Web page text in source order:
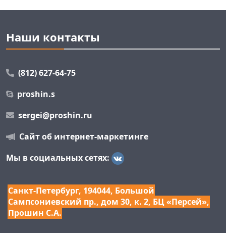
Наши контакты
(812) 627-64-75
proshin.s
sergei@proshin.ru
Сайт об интернет-маркетинге
Мы в социальных сетях:
Санкт-Петербург, 194044, Большой
Сампсониевский пр., дом 30, к. 2, БЦ «Персей»,
Прошин С.А.